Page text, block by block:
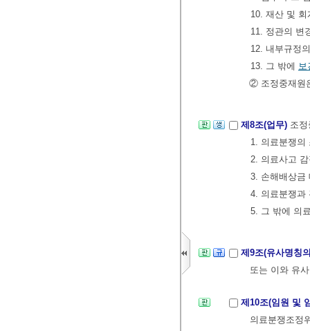
10. 재산 및
11. 정관의 변
12. 내부규정
13. 그 밖에 보
② 조정중재원
제8조(업무) 조
1. 의료분쟁의
2. 의료사고
3. 손해배상금
4. 의료분쟁과
5. 그 밖에 의
제9조(유사명칭
또는 이와 유
제10조(임원 및
의료분쟁조정